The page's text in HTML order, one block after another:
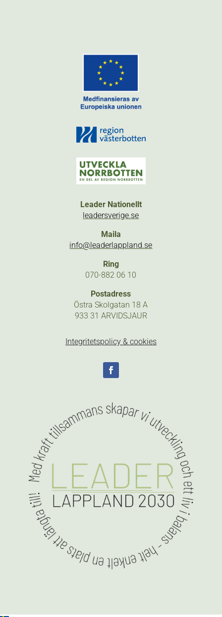
Leader Nationellt
leadersverige.se
Maila
info@leaderlappland.se
Ring
070-882 06 10
Postadress
Östra Skolgatan 18 A
933 31 ARVIDSJAUR
Integritetspolicy & cookies